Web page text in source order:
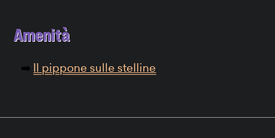
Amenità
Il pippone sulle stelline